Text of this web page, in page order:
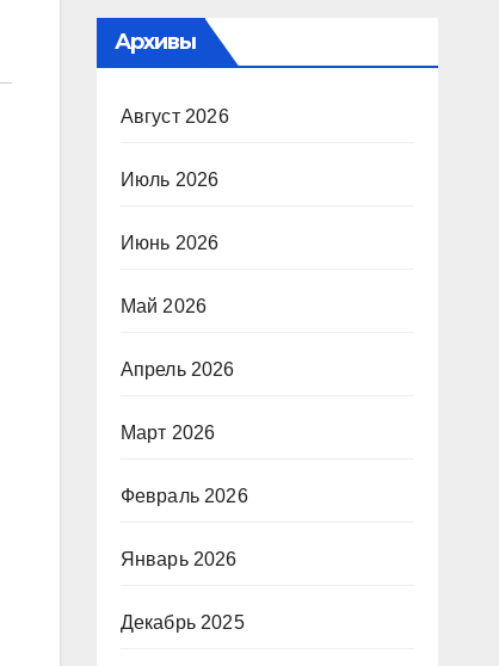
Архивы
Август 2026
Июль 2026
Июнь 2026
Май 2026
Апрель 2026
Март 2026
Февраль 2026
Январь 2026
Декабрь 2025